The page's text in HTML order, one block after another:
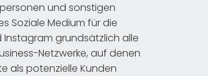
und sonstigen
Soziale Medium für die
Instagram grundsätzlich alle
Netzwerke, auf denen
als potenzielle Kunden